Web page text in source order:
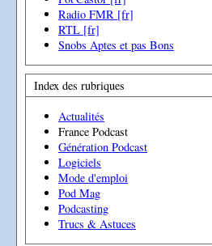
Radio FMR [fr]
RTL [fr]
Snobs Aptes et pas Bons
Index des rubriques
Actualités
France Podcast
Génération Podcast
Logiciels
Mode d'emploi
Pod Mag
Podcasting
Trucs & Astuces